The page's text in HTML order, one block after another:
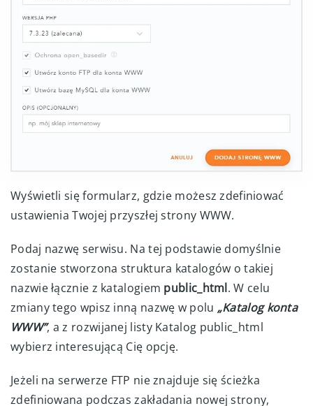
Wyświetli się formularz, gdzie możesz zdefiniować
ustawienia Twojej przyszłej strony WWW.
Podaj nazwę serwisu. Na tej podstawie domyślnie
zostanie stworzona struktura katalogów o takiej
nazwie łącznie z katalogiem public_html. W celu
zmiany tego wpisz inną nazwę w polu „Katalog konta
WWW”, a z rozwijanej listy Katalog public_html
wybierz interesującą Cię opcję.
Jeżeli na serwerze FTP nie znajduje się ścieżka
zdefiniowana podczas zakładania nowej strony,